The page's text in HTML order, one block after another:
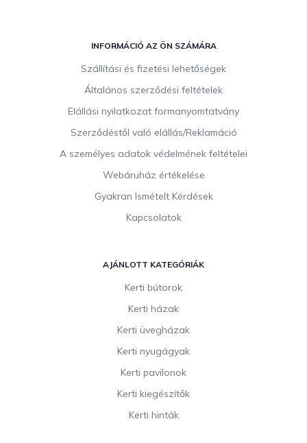
INFORMÁCIÓ AZ ÖN SZÁMÁRA
Szállítási és fizetési lehetőségek
Általános szerződési feltételek
Elállási nyilatkozat formanyomtatvány
Szerződéstől való elállás/Reklamáció
A személyes adatok védelmének feltételei
Webáruház értékelése
Gyakran Ismételt Kérdések
Kapcsolatok
AJÁNLOTT KATEGÓRIÁK
Kerti bútorok
Kerti házak
Kerti üvegházak
Kerti nyugágyak
Kerti pavilonok
Kerti kiegészítők
Kerti hinták